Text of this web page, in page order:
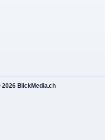
2026 BlickMedia.ch